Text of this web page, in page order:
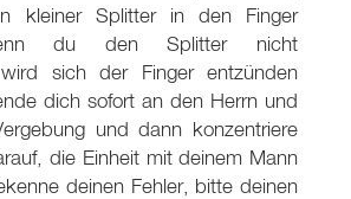
kleiner Splitter in den Finger
du den Splitter nicht
wird sich der Finger entzünden
dich sofort an den Herrn und
und dann konzentriere
die Einheit mit deinem Mann
deinen Fehler, bitte deinen